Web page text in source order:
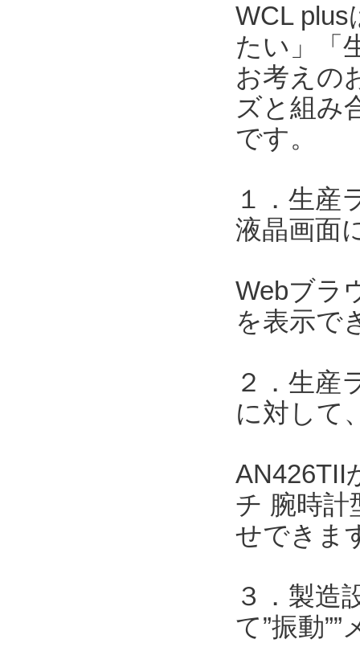
WCL plus
たい」「
お考えの
ズと組み
です。
１．生産
液晶画面
Webブラ
を表示で
２．生産
に対して
AN426TII
チ 腕時計
せできま
３．製造
て”振動